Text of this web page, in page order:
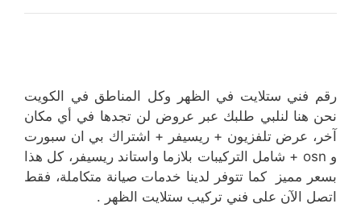
رقم فني ستلايت في الظهر وكل المناطق في الكويت
نحن هنا لنلبي طلبك عبر عروض لن تجدها في أي مكان
آخر، عرض تلفزيون + ريسيفر + اشتراك بي ان سبورت
و osn + شامل التركيبات بلازما واستاند ريسيفر، كل هذا
بسعر مميز كما تتوفر لدينا خدمات صيانة متكاملة، فقط
اتصل الآن على فني تركيب ستلايت الظهر .